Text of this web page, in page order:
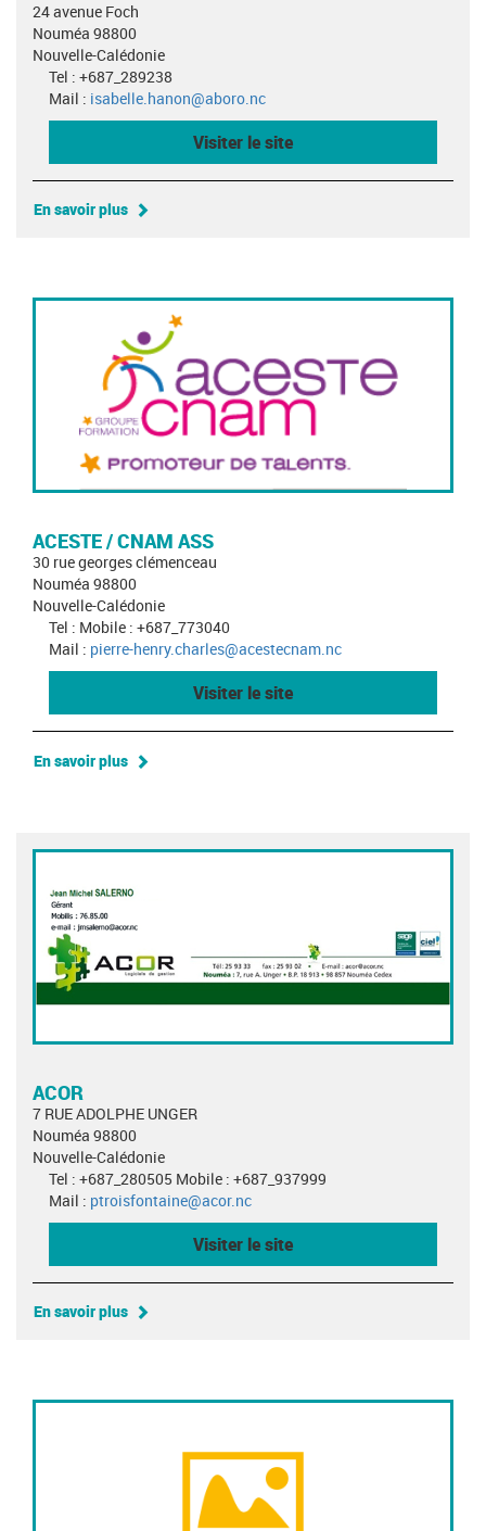
24 avenue Foch
Nouméa 98800
Nouvelle-Calédonie
Tel : +687_289238
Mail : isabelle.hanon@aboro.nc
Visiter le site
En savoir plus
ACESTE / CNAM ASS
30 rue georges clémenceau
Nouméa 98800
Nouvelle-Calédonie
Tel : Mobile : +687_773040
Mail : pierre-henry.charles@acestecnam.nc
Visiter le site
En savoir plus
ACOR
7 RUE ADOLPHE UNGER
Nouméa 98800
Nouvelle-Calédonie
Tel : +687_280505 Mobile : +687_937999
Mail : ptroisfontaine@acor.nc
Visiter le site
En savoir plus